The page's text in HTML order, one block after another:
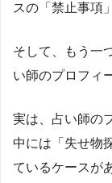
スの「禁止事項
そして、もう一
い師のプロフィ
実は、占い師の
中には「失せ物
ているケースが